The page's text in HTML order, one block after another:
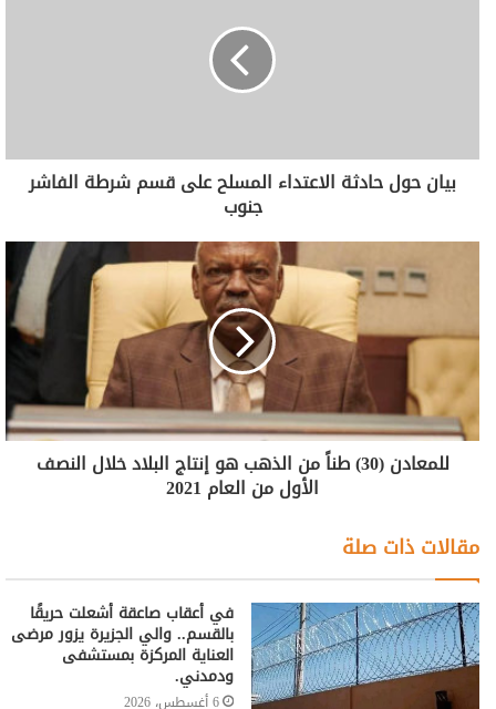
بيان حول حادثة الاعتداء المسلح على قسم شرطة الفاشر
جنوب
للمعادن (30) طناً من الذهب هو إنتاج البلاد خلال النصف
الأول من العام 2021
مقالات ذات صلة
في أعقاب صاعقة أشعلت حريقًا
بالقسم.. والي الجزيرة يزور مرضى
العناية المركزة بمستشفى
ودمدني.
6 أغسطس، 2026